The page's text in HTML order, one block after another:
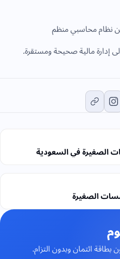
نظام محاسبي منظم
إدارة مالية صحيحة ومستقرة.
الصغيرة في السعودية
الصغيرة